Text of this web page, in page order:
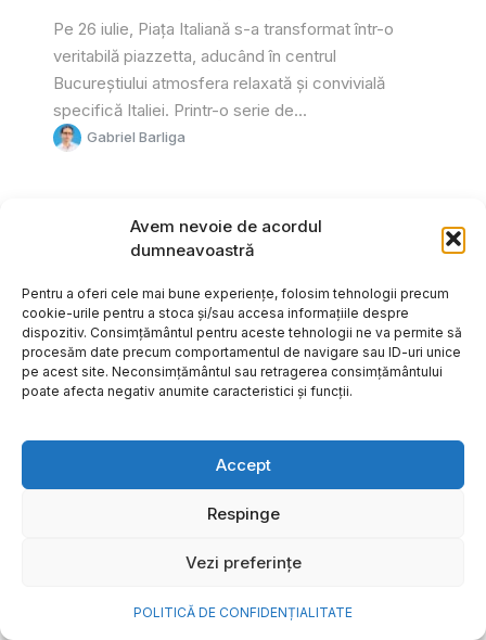
Avem nevoie de acordul
dumneavoastră
Pentru a oferi cele mai bune experiențe, folosim tehnologii precum
cookie-urile pentru a stoca și/sau accesa informațiile despre
dispozitiv. Consimțământul pentru aceste tehnologii ne va permite să
procesăm date precum comportamentul de navigare sau ID-uri unice
pe acest site. Neconsimțământul sau retragerea consimțământului
poate afecta negativ anumite caracteristici și funcții.
Accept
Respinge
Vezi preferințe
POLITICĂ DE CONFIDENȚIALITATE
Pe 26 iulie, Piața Italiană s-a transformat într-o
veritabilă piazzetta, aducând în centrul
Bucureștiului atmosfera relaxată și convivială
specifică Italiei. Printr-o serie de...
Gabriel Barliga
Cum transformi cele mai
o bijuterie Pandora pe care o
porți zi de zi